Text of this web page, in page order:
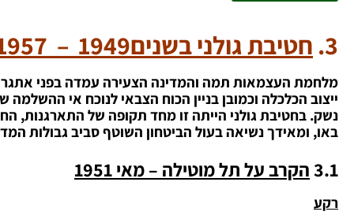
3. חטיבת גולני בשנים1949 – 1957
מלחמת העצמאות תמה והמדינה הצעירה עמדה בפני
ייצוב הכלכלה וכמובן בניין הכוח הצבאי לנוכח אי
נשק. בחטיבת גולני הייתה זו מחד תקופה של התארגנות,
באו, ומאידך נשיאה בעול הביטחון השוטף סביב גבולות
3.1הקרב על תל מוטילה – מאי 1951
רקע